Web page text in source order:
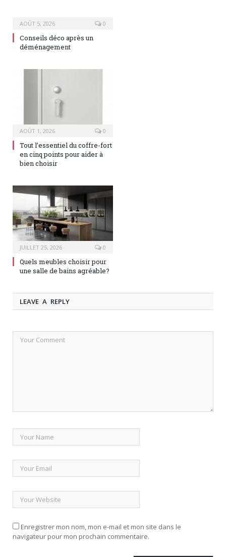
AOÛT 5, 2026 0
Conseils déco après un
déménagement
AOÛT 1, 2026 0
Tout l’essentiel du coffre-fort
en cinq points pour aider à
bien choisir
JUILLET 25, 2026 0
Quels meubles choisir pour
une salle de bains agréable?
LEAVE A REPLY
Enregistrer mon nom, mon e-mail et mon site dans le
navigateur pour mon prochain commentaire.